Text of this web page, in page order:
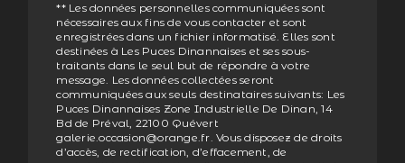
** Les données personnelles communiquées sont
nécessaires aux fins de vous contacter et sont
enregistrées dans un fichier informatisé. Elles sont
destinées à Les Puces Dinannaises et ses sous-
traitants dans le seul but de répondre à votre
message. Les données collectées seront
communiquées aux seuls destinataires suivants: Les
Puces Dinannaises Zone Industrielle De Dinan, 14
Bd de Préval, 22100 Quévert
galerie.occasion@orange.fr. Vous disposez de droits
d’accès, de rectification, d’effacement, de